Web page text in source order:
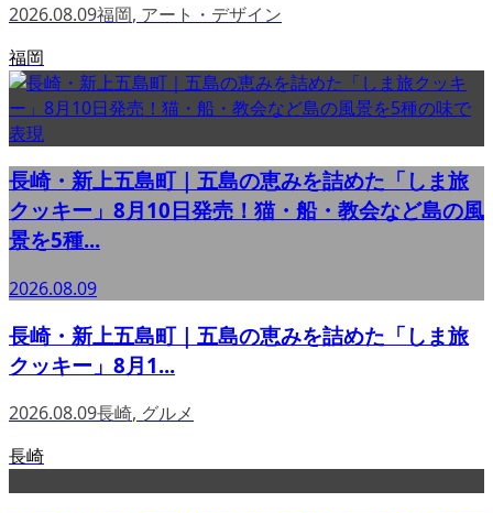
2026.08.09福岡, アート・デザイン
福岡
長崎・新上五島町｜五島の恵みを詰めた「しま旅
クッキー」8月10日発売！猫・船・教会など島の風
景を5種...
2026.08.09
長崎・新上五島町｜五島の恵みを詰めた「しま旅
クッキー」8月1...
2026.08.09長崎, グルメ
長崎